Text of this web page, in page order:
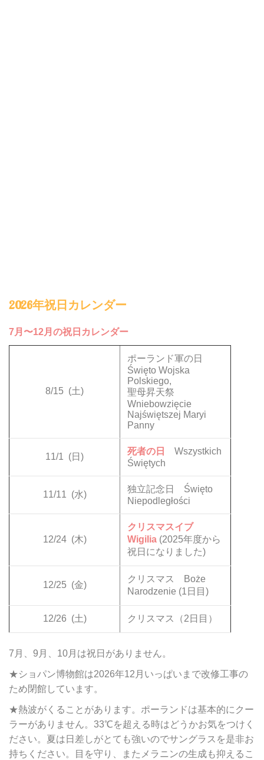
2026年祝日カレンダー
7月〜12月の祝日カレンダー
8/15 (土)
ポーランド軍の日
Święto Wojska
Polskiego,
聖母昇天祭
Wniebowzięcie
Najświętszej Maryi
Panny
11/1 (日)
死者の日
Wszystkich
Świętych
11/11 (水)
独立記念日 Święto
Niepodległości
12/24 (木)
クリスマスイブ
Wigilia (2025年度から
祝日になりました)
12/25 (金)
クリスマス Boże
Narodzenie (1日目)
12/26 (土) クリスマス（2日目）
7月、9月、10月は祝日がありません。
★ショパン博物館は2026年12月いっぱいまで改修工事の
ため閉館しています。
★熱波がくることがあります。ポーランドは基本的にクー
ラーがありません。33℃を超える時はどうかお気をつけく
ださい。夏は日差しがとても強いのでサングラスを是非お
持ちください。目を守り、またメラニンの生成も抑えるこ